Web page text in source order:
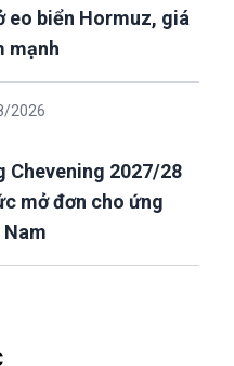
eo biển Hormuz, giá
mạnh
2026
Chevening 2027/28
mở đơn cho ứng